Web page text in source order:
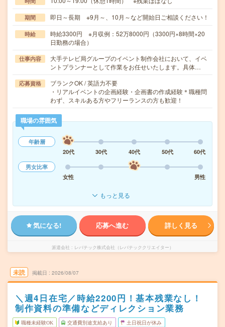
期間 即日～長期 ※9月～、10月～など開始日ご相談ください！
時給
時給3300円 ※月収例：52万8000円（3300円×8時間×20
日勤務の場合）
仕事内容
大手テレビ局グループのイベント制作会社において、イベ
ントプランナーとして作業をお任せいたします。具体…
応募資格
ブランクOK / 英語力不要
・リアルイベントの企画経験・企画書の作成経験＊職種問
わず、スキルある方やフリーランスの方も歓迎！
職場の雰囲気
年齢層
20代
30代 40代 50代
60代
男女比率
女性
男性
もっと見る
気になる! 応募へ進む 詳しく見る
派遣会社 レバテック株式会社（レバテッククリエイター）
未読 掲載日 2026/08/07
＼週4日在宅／時給2200円！基本残業なし！
制作資料の準備などディレクション業務
職種未経験OK 交通費別途支給あり 土日祝日が休み